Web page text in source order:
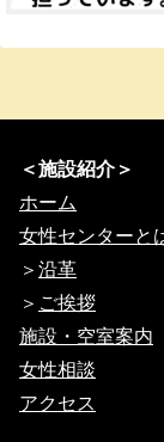
＜施設紹介＞
ホーム
女性センターと
＞ 沿革
＞ ご挨拶
施設・空室案内
女性相談
アクセス